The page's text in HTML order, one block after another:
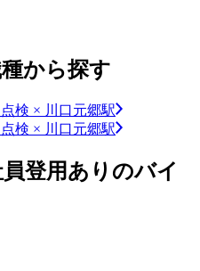
から探す
検 × 川口元郷駅
検 × 川口元郷駅
登用ありのバイ